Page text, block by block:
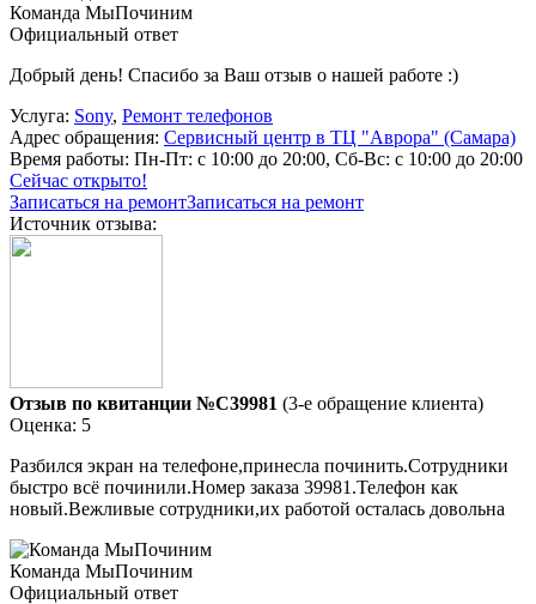
Команда МыПочиним
Официальный ответ
Добрый день! Спасибо за Ваш отзыв о нашей работе :)
Услуга: Sony, Ремонт телефонов
Адрес обращения: Сервисный центр в ТЦ "Аврора" (Самара)
Время работы: Пн-Пт: с 10:00 до 20:00, Сб-Вс: с 10:00 до 20:00
Сейчас открыто!
Записаться на ремонтЗаписаться на ремонт
Источник отзыва:
Отзыв по квитанции №C39981 (3-е обращение клиента)
Оценка: 5
Разбился экран на телефоне,принесла починить.Сотрудники
быстро всё починили.Номер заказа 39981.Телефон как
новый.Вежливые сотрудники,их работой осталась довольна
Команда МыПочиним
Официальный ответ